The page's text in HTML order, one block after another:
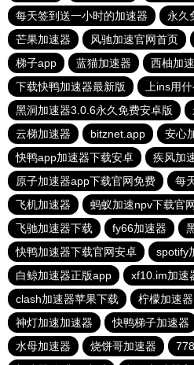
每天签到送一小时的加速器
永久
芒果加速器
风驰加速官网首页
梯子app
蓝猫加速器
西柚加
下载快鸭加速器最新版
上ins用
黑洞加速器3.0.6永久免费安卓版
云梯加速器
bitznet.app
安心
快鸭app加速器下载安卓
疾风加
原子加速器app下载官网免费
每
飞机加速器
蚂蚁加速npv下载官
飞驰加速器下载
fy66加速器
快鸭加速器下载官网安卓
spotify
白鲸加速器正版app
xf10.im加速
clash加速器苹果下载
柠檬加速器
神灯加速加速器
快鸭梯子加速器
水母加速器
烧饼哥加速器